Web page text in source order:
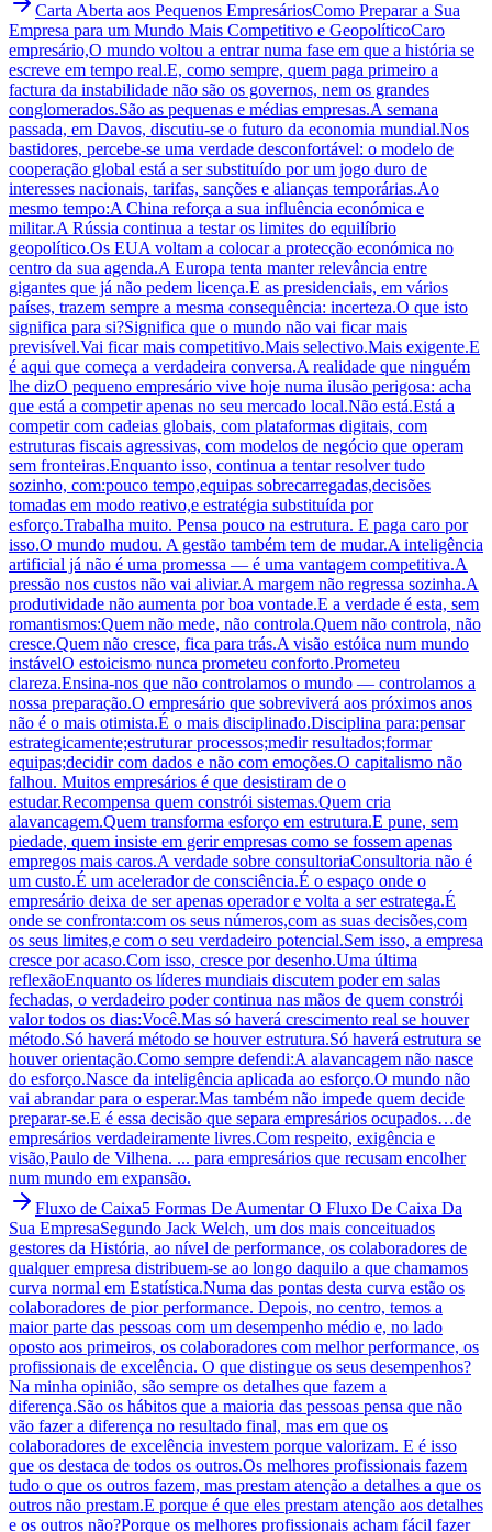
Carta Aberta aos Pequenos EmpresáriosComo Preparar a Sua
Empresa para um Mundo Mais Competitivo e GeopolíticoCaro
empresário,O mundo voltou a entrar numa fase em que a história se
escreve em tempo real.E, como sempre, quem paga primeiro a
factura da instabilidade não são os governos, nem os grandes
conglomerados.São as pequenas e médias empresas.A semana
passada, em Davos, discutiu-se o futuro da economia mundial.Nos
bastidores, percebe-se uma verdade desconfortável: o modelo de
cooperação global está a ser substituído por um jogo duro de
interesses nacionais, tarifas, sanções e alianças temporárias.Ao
mesmo tempo:A China reforça a sua influência económica e
militar.A Rússia continua a testar os limites do equilíbrio
geopolítico.Os EUA voltam a colocar a protecção económica no
centro da sua agenda.A Europa tenta manter relevância entre
gigantes que já não pedem licença.E as presidenciais, em vários
países, trazem sempre a mesma consequência: incerteza.O que isto
significa para si?Significa que o mundo não vai ficar mais
previsível.Vai ficar mais competitivo.Mais selectivo.Mais exigente.E
é aqui que começa a verdadeira conversa.A realidade que ninguém
lhe dizO pequeno empresário vive hoje numa ilusão perigosa: acha
que está a competir apenas no seu mercado local.Não está.Está a
competir com cadeias globais, com plataformas digitais, com
estruturas fiscais agressivas, com modelos de negócio que operam
sem fronteiras.Enquanto isso, continua a tentar resolver tudo
sozinho, com:pouco tempo,equipas sobrecarregadas,decisões
tomadas em modo reativo,e estratégia substituída por
esforço.Trabalha muito. Pensa pouco na estrutura. E paga caro por
isso.O mundo mudou. A gestão também tem de mudar.A inteligência
artificial já não é uma promessa — é uma vantagem competitiva.A
pressão nos custos não vai aliviar.A margem não regressa sozinha.A
produtividade não aumenta por boa vontade.E a verdade é esta, sem
romantismos:Quem não mede, não controla.Quem não controla, não
cresce.Quem não cresce, fica para trás.A visão estóica num mundo
instávelO estoicismo nunca prometeu conforto.Prometeu
clareza.Ensina-nos que não controlamos o mundo — controlamos a
nossa preparação.O empresário que sobreviverá aos próximos anos
não é o mais otimista.É o mais disciplinado.Disciplina para:pensar
estrategicamente;estruturar processos;medir resultados;formar
equipas;decidir com dados e não com emoções.O capitalismo não
falhou. Muitos empresários é que desistiram de o
estudar.Recompensa quem constrói sistemas.Quem cria
alavancagem.Quem transforma esforço em estrutura.E pune, sem
piedade, quem insiste em gerir empresas como se fossem apenas
empregos mais caros.A verdade sobre consultoriaConsultoria não é
um custo.É um acelerador de consciência.É o espaço onde o
empresário deixa de ser apenas operador e volta a ser estratega.É
onde se confronta:com os seus números,com as suas decisões,com
os seus limites,e com o seu verdadeiro potencial.Sem isso, a empresa
cresce por acaso.Com isso, cresce por desenho.Uma última
reflexãoEnquanto os líderes mundiais discutem poder em salas
fechadas, o verdadeiro poder continua nas mãos de quem constrói
valor todos os dias:Você.Mas só haverá crescimento real se houver
método.Só haverá método se houver estrutura.Só haverá estrutura se
houver orientação.Como sempre defendi:A alavancagem não nasce
do esforço.Nasce da inteligência aplicada ao esforço.O mundo não
vai abrandar para o esperar.Mas também não impede quem decide
preparar-se.E é essa decisão que separa empresários ocupados…de
empresários verdadeiramente livres.Com respeito, exigência e
visão,Paulo de Vilhena. ... para empresários que recusam encolher
num mundo em expansão.
Fluxo de Caixa5 Formas De Aumentar O Fluxo De Caixa Da
Sua EmpresaSegundo Jack Welch, um dos mais conceituados
gestores da História, ao nível de performance, os colaboradores de
qualquer empresa distribuem-se ao longo daquilo a que chamamos
curva normal em Estatística.Numa das pontas desta curva estão os
colaboradores de pior performance. Depois, no centro, temos a
maior parte das pessoas com um desempenho médio e, no lado
oposto aos primeiros, os colaboradores com melhor performance, os
profissionais de excelência. O que distingue os seus desempenhos?
Na minha opinião, são sempre os detalhes que fazem a
diferença.São os hábitos que a maioria das pessoas pensa que não
vão fazer a diferença no resultado final, mas em que os
colaboradores de excelência investem porque valorizam. E é isso
que os destaca de todos os outros.Os melhores profissionais fazem
tudo o que os outros fazem, mas prestam atenção a detalhes a que os
outros não prestam.E porque é que eles prestam atenção aos detalhes
e os outros não?Porque os melhores profissionais acham fácil fazer